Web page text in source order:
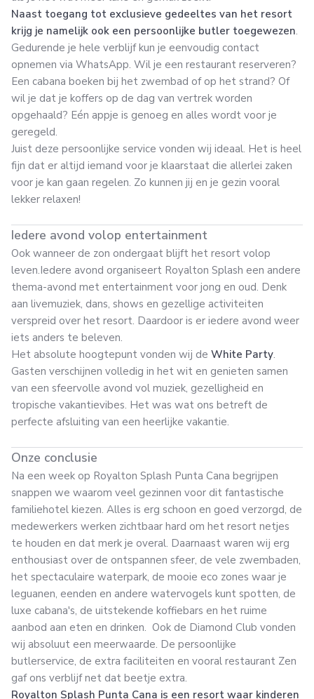
Naast toegang tot exclusieve gedeeltes van het resort
krijg je namelijk ook een persoonlijke butler toegewezen.
Gedurende je hele verblijf kun je eenvoudig contact
opnemen via WhatsApp. Wil je een restaurant reserveren?
Een cabana boeken bij het zwembad of op het strand? Of
wil je dat je koffers op de dag van vertrek worden
opgehaald? Eén appje is genoeg en alles wordt voor je
geregeld.
Juist deze persoonlijke service vonden wij ideaal. Het is heel
fijn dat er altijd iemand voor je klaarstaat die allerlei zaken
voor je kan gaan regelen. Zo kunnen jij en je gezin vooral
lekker relaxen!
Iedere avond volop entertainment
Ook wanneer de zon ondergaat blijft het resort volop
leven.Iedere avond organiseert Royalton Splash een andere
thema-avond met entertainment voor jong en oud. Denk
aan livemuziek, dans, shows en gezellige activiteiten
verspreid over het resort. Daardoor is er iedere avond weer
iets anders te beleven.
Het absolute hoogtepunt vonden wij de White Party.
Gasten verschijnen volledig in het wit en genieten samen
van een sfeervolle avond vol muziek, gezelligheid en
tropische vakantievibes. Het was wat ons betreft de
perfecte afsluiting van een heerlijke vakantie.
Onze conclusie
Na een week op Royalton Splash Punta Cana begrijpen
snappen we waarom veel gezinnen voor dit fantastische
familiehotel kiezen. Alles is erg schoon en goed verzorgd, de
medewerkers werken zichtbaar hard om het resort netjes
te houden en dat merk je overal. Daarnaast waren wij erg
enthousiast over de ontspannen sfeer, de vele zwembaden,
het spectaculaire waterpark, de mooie eco zones waar je
leguanen, eenden en andere watervogels kunt spotten, de
luxe cabana's, de uitstekende koffiebars en het ruime
aanbod aan eten en drinken. Ook de Diamond Club vonden
wij absoluut een meerwaarde. De persoonlijke
butlerservice, de extra faciliteiten en vooral restaurant Zen
gaf ons verblijf net dat beetje extra.
Royalton Splash Punta Cana is een resort waar kinderen